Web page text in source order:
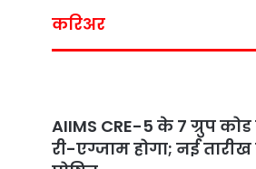
करिअर
AIIMS CRE-5 के 7 ग्रुप कोड
री-एग्जाम होगा; नई